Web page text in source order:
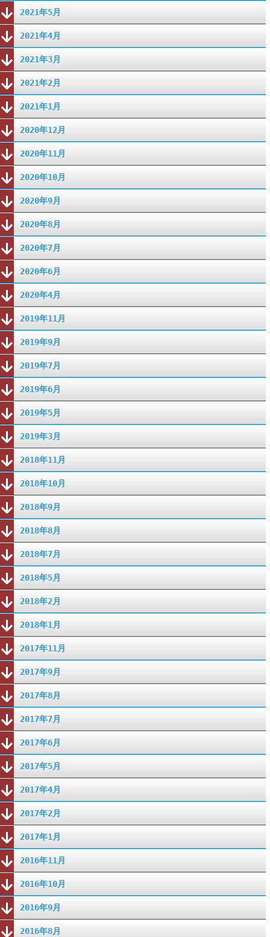
2021年5月
2021年4月
2021年3月
2021年2月
2021年1月
2020年12月
2020年11月
2020年10月
2020年9月
2020年8月
2020年7月
2020年6月
2020年4月
2019年11月
2019年9月
2019年7月
2019年6月
2019年5月
2019年3月
2018年11月
2018年10月
2018年9月
2018年8月
2018年7月
2018年5月
2018年2月
2018年1月
2017年11月
2017年9月
2017年8月
2017年7月
2017年6月
2017年5月
2017年4月
2017年2月
2017年1月
2016年11月
2016年10月
2016年9月
2016年8月